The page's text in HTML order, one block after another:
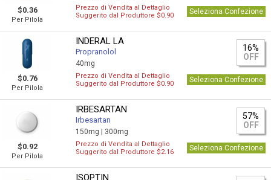
$0.36
Per Pilola
Prezzo di Vendita al Dettaglio
Suggerito dal Produttore $0.90
Seleziona Confezione
$0.76
Per Pilola
INDERAL LA
Propranolol
40mg
16%
OFF
Prezzo di Vendita al Dettaglio
Suggerito dal Produttore $0.90
Seleziona Confezione
$0.92
Per Pilola
IRBESARTAN
Irbesartan
150mg | 300mg
57%
OFF
Prezzo di Vendita al Dettaglio
Suggerito dal Produttore $2.16
Seleziona Confezione
ISOPTIN